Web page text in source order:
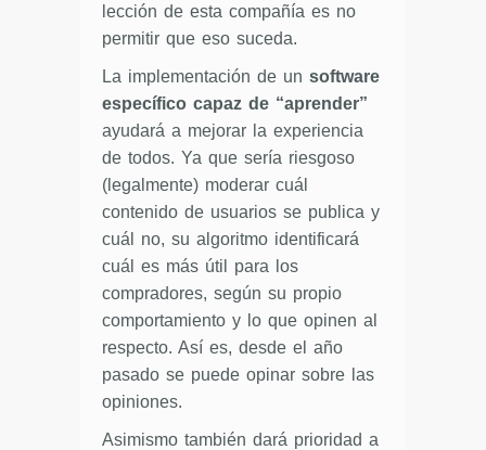
lección de esta compañía es no
permitir que eso suceda.
La implementación de un software
específico capaz de “aprender”
ayudará a mejorar la experiencia
de todos. Ya que sería riesgoso
(legalmente) moderar cuál
contenido de usuarios se publica y
cuál no, su algoritmo identificará
cuál es más útil para los
compradores, según su propio
comportamiento y lo que opinen al
respecto. Así es, desde el año
pasado se puede opinar sobre las
opiniones.
Asimismo también dará prioridad a